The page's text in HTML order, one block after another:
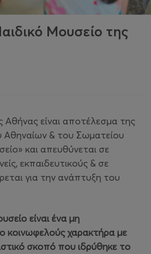
Μουσείο της
Αθήνας είναι αποτέλεσμα της
Αθηναίων & του Σωματείου
και απευθύνεται σε
εκπαιδευτικούς & σε
για την ανάπτυξη του
είναι ένα μη
κοινωφελούς χαρακτήρα με
σκοπό που ιδρύθηκε το